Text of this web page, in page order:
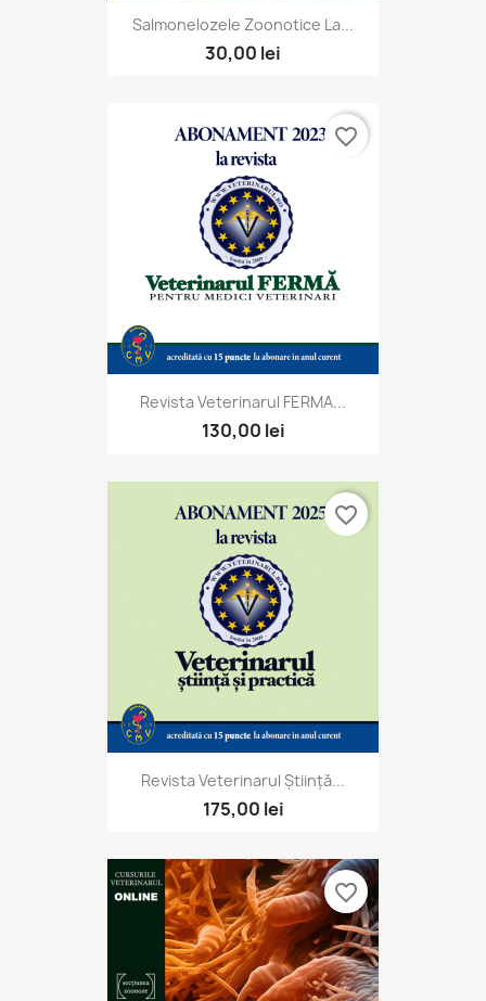
Salmonelozele Zoonotice La...
30,00 lei
Revista Veterinarul FERMA...
130,00 lei
favorite_border
Revista Veterinarul Știință...
175,00 lei
favorite_border
favorite_border